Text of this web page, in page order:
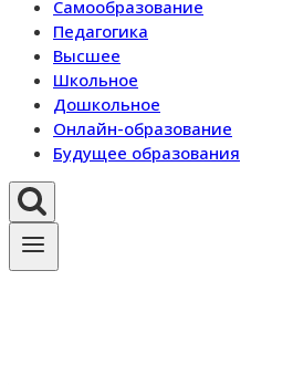
Самообразование
Педагогика
Высшее
Школьное
Дошкольное
Онлайн-образование
Будущее образования